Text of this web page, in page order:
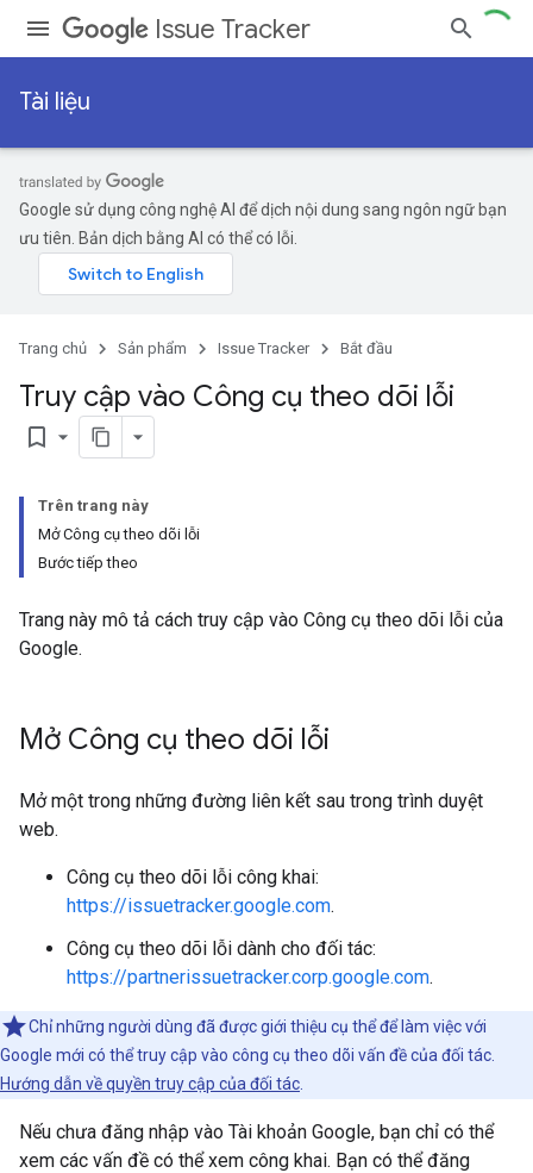
Issue Tracker
Tài liệu
Google sử dụng công nghệ AI để dịch nội dung sang ngôn ngữ bạn
ưu tiên. Bản dịch bằng AI có thể có lỗi.
Trang chủ Sản phẩm Issue Tracker Bắt đầu
Truy cập vào Công cụ theo dõi lỗi
bookmark_border
Trên trang này
Mở Công cụ theo dõi lỗi
Bước tiếp theo
Trang này mô tả cách truy cập vào Công cụ theo dõi lỗi của
Google.
Mở Công cụ theo dõi lỗi
Mở một trong những đường liên kết sau trong trình duyệt
web.
Công cụ theo dõi lỗi công khai:
https://issuetracker.google.com.
Công cụ theo dõi lỗi dành cho đối tác:
https://partnerissuetracker.corp.google.com.
Chỉ những người dùng đã được giới thiệu cụ thể để làm việc với
Google mới có thể truy cập vào công cụ theo dõi vấn đề của đối tác.
Hướng dẫn về quyền truy cập của đối tác
Nếu chưa đăng nhập vào Tài khoản Google, bạn chỉ có thể
xem các vấn đề có thể xem công khai. Bạn có thể đăng